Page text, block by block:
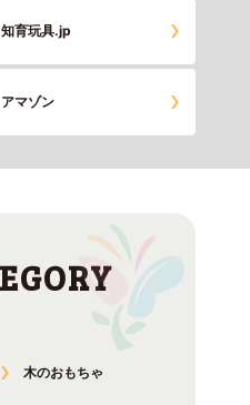
知育玩具.jp
アマゾン
木のおもちゃ